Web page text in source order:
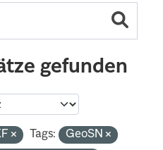
gefunden
Tags:
GeoSN